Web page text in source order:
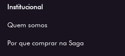
Institucional
Quem somos
Por que comprar na Saga